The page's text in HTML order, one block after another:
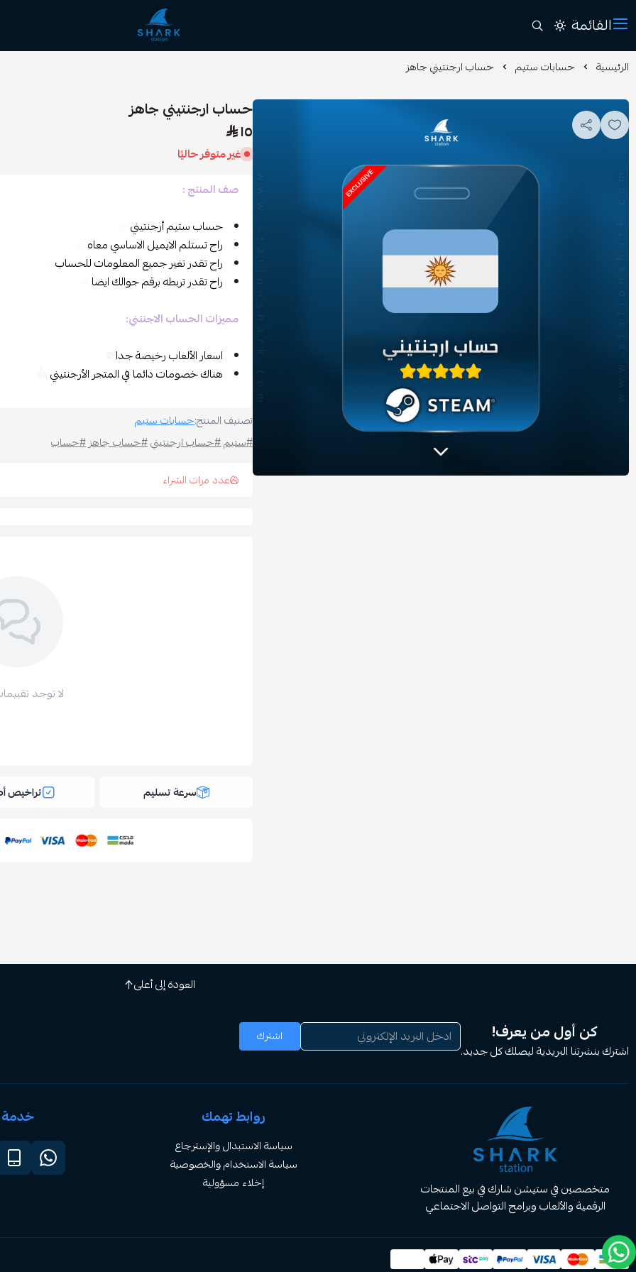
القائمة station shark
الرئيسية حسابات ستيم حساب ارجنتيني جاهز
حساب ارجنتيني جاهز
١٥
غير متوفر حاليًا
صف المنتج :
حساب ستيم أرجنتيني✅
راح تستلم الايميل الاساسي معاه
راح تقدر تغير جميع المعلومات للحساب✅
راح تقدر تربطه برقم جوالك ايضا
مميزات الحساب الاجنتني:
اسعار الألعاب رخيصة جدا
هناك خصومات دائما في المتجر الأرجنتيني👍
تصنيف المنتج:حسابات ستيم
#ستيم#حساب ارجنتيني#حساب جاهز#حساب
عدد مرات الشراء
لا توجد
سرعة تسليم تراخيص
العودة إلى أعلى
كن أول من يعرف!
اشترك بنشرتنا البريدية ليصلك كل جديد.
اشترك
متخصصين في ستيشن شارك في بيع المنتجات
الرقمية والألعاب وبرامج التواصل الاجتماعي
روابط تهمك
سياسة الاستبدال والإسترجاع
سياسة الاستخدام والخصوصية
إخلاء مسؤولية
خدمة